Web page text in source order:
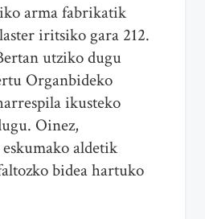
arma fabrikatik
iritsiko gara 212.
utziko dugu
Organbideko
ikusteko
Oinez,
aldetik
bidea hartuko